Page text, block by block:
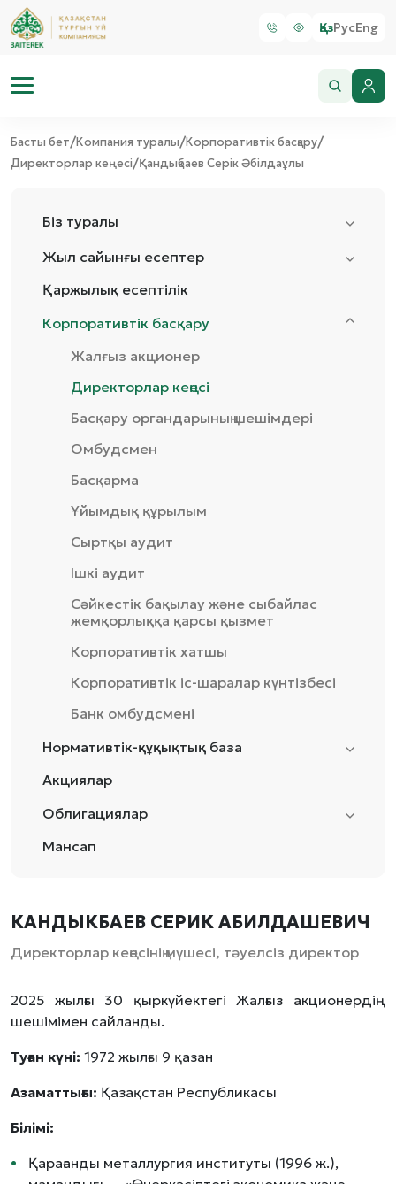
ҚазРусEng
Басты бет/Компания туралы/Корпоративтік басқару/
Директорлар кеңесі/Қандықбаев Серік Әбілдаұлы
Біз туралы
Жыл сайынғы есептер
Қаржылық есептілік
Корпоративтік басқару
Жалғыз акционер
Директорлар кеңесі
Басқару органдарының шешімдері
Омбудсмен
Басқарма
Ұйымдық құрылым
Сыртқы аудит
Ішкі аудит
Сәйкестік бақылау және сыбайлас
жемқорлыққа қарсы қызмет
Корпоративтік хатшы
Корпоративтік іс-шаралар күнтізбесі
Банк омбудсмені
Нормативтік-құқықтық база
Акциялар
Облигациялар
Мансап
КАНДЫКБАЕВ СЕРИК АБИЛДАШЕВИЧ
Директорлар кеңесінің мүшесі, тәуелсіз директор
2025 жылғы 30 қыркүйектегі Жалғыз акционердің
шешімімен сайланды.
Туған күні: 1972 жылғы 9 қазан
Азаматтығы: Қазақстан Республикасы
Білімі:
Қарағанды металлургия институты (1996 ж.),